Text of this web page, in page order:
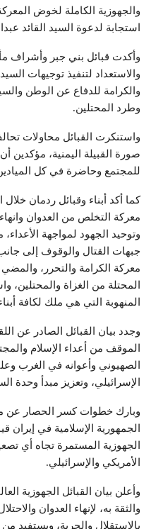
والجهوزية الكاملة لخوض
استجابة لدعوة السيد القائد
وأكدت قبائل بني جبر وأشراف
والاستعداد لتنفيذ توجيهات
والكرامة للدفاع عن الوطن
وطرد المحتلين.
واستنكرت القبائل محاولات
صورة القبيلة اليمنية، مؤكدين
للمجتمع وحاضرة في كل
كما أكد أبناء وقبائل ردمان
معركة التخلص من العدوان
وتوحيد الجهود لمواجهة
جبهات القتال والوقوف إلى
معركة الكرامة والتحرر،
المحتلة من الغزاة والمحتلين،
المنهوبة التي هي ملك لكافة
وجدد بيان القبائل الصادر عن
الموقف من أعداء الإسلام
الصهيوني وأعوانه في الغرب
الإسرائيلي، وتعزيز مبدأ وحدة
وبارك خطوات كسر الحصار عن
الجمهورية الإسلامية في إيران
الجهوزية المستمرة تجاه أي
الأمريكي والإسرائيلي.
وأعلن بيان القبائل الجهوزية
والثقة به، لإنهاء العدوان
بالاستقلال والحرية، ويستفيد من